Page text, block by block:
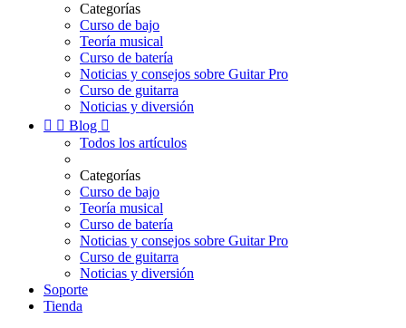
Categorías
Curso de bajo
Teoría musical
Curso de batería
Noticias y consejos sobre Guitar Pro
Curso de guitarra
Noticias y diversión
  Blog 
Todos los artículos
Categorías
Curso de bajo
Teoría musical
Curso de batería
Noticias y consejos sobre Guitar Pro
Curso de guitarra
Noticias y diversión
Soporte
Tienda